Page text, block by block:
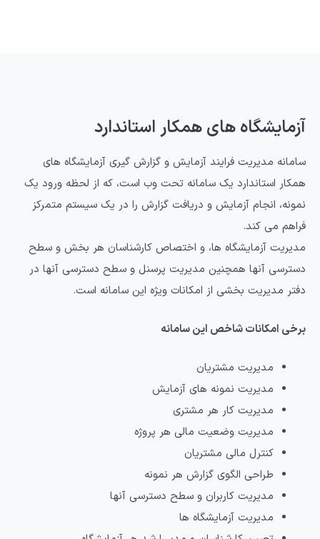
آزمایشگاه های همکار استاندارد
سامانه مدیریت فرایند آزمایش و گزارش گیری آزمایشگاه های
همکار استاندارد یک سامانه تحت وب است، که از لحظه ورود یک
نمونه، انجام آزمایش و دریافت گزارش را در یک سیستم متمرکز
فراهم می کند.
مدیریت آزمایشگاه ها، و اختصاص کارشناسان هر بخش و سطح
دسترسی آنها همچنین مدیریت پرسنل و سطح دسترسی آنها در
دفتر مدیریت بخشی از امکانات ویژه این سامانه است.
برخی امکانات شاخص این سامانه
مدیریت مشتریان
مدیریت نمونه های آزمایش
مدیریت کار هر مشتری
مدیریت وضعیت مالی هر پروژه
کنترل مالی مشتریان
طراحی الگوی گزارش هر نمونه
مدیریت کاربران و سطح دسترسی آنها
مدیریت آزمایشگاه ها